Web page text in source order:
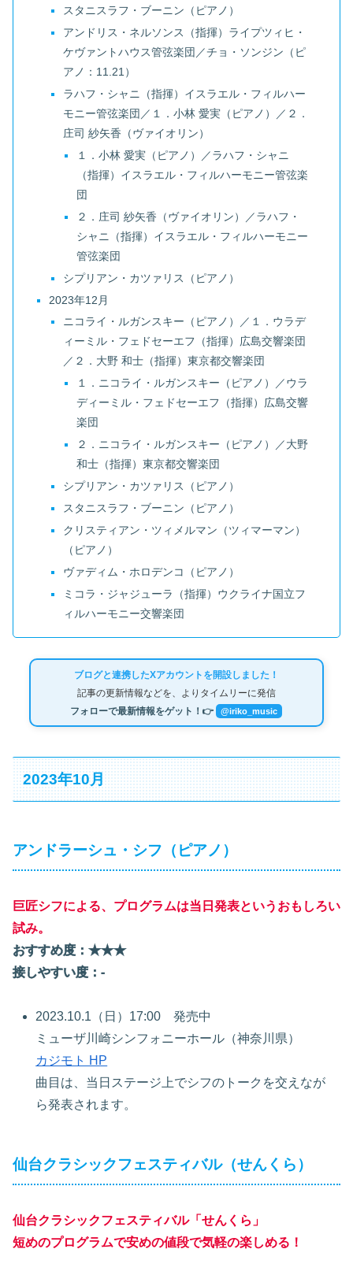
スタニスラフ・ブーニン（ピアノ）
アンドリス・ネルソンス（指揮）ライプツィヒ・
ケヴァントハウス管弦楽団／チョ・ソンジン（ピ
アノ：11.21）
ラハフ・シャニ（指揮）イスラエル・フィルハー
モニー管弦楽団／１．小林 愛実（ピアノ）／２．
庄司 紗矢香（ヴァイオリン）
１．小林 愛実（ピアノ）／ラハフ・シャニ
（指揮）イスラエル・フィルハーモニー管弦楽
団
２．庄司 紗矢香（ヴァイオリン）／ラハフ・
シャニ（指揮）イスラエル・フィルハーモニー
管弦楽団
シプリアン・カツァリス（ピアノ）
2023年12月
ニコライ・ルガンスキー（ピアノ）／１．ウラデ
ィーミル・フェドセーエフ（指揮）広島交響楽団
／２．大野 和士（指揮）東京都交響楽団
１．ニコライ・ルガンスキー（ピアノ）／ウラ
ディーミル・フェドセーエフ（指揮）広島交響
楽団
２．ニコライ・ルガンスキー（ピアノ）／大野
和士（指揮）東京都交響楽団
シプリアン・カツァリス（ピアノ）
スタニスラフ・ブーニン（ピアノ）
クリスティアン・ツィメルマン（ツィマーマン）
（ピアノ）
ヴァディム・ホロデンコ（ピアノ）
ミコラ・ジャジューラ（指揮）ウクライナ国立フ
ィルハーモニー交響楽団
ブログと連携したXアカウントを開設しました！
記事の更新情報などを、よりタイムリーに発信
フォローで最新情報をゲット！👉 @iriko_music
2023年10月
アンドラーシュ・シフ（ピアノ）
巨匠シフによる、プログラムは当日発表というおもしろい
試み。
おすすめ度：★★★
接しやすい度：-
2023.10.1（日）17:00 発売中
ミューザ川崎シンフォニーホール（神奈川県）
カジモト HP
曲目は、当日ステージ上でシフのトークを交えなが
ら発表されます。
仙台クラシックフェスティバル（せんくら）
仙台クラシックフェスティバル「せんくら」
短めのプログラムで安めの値段で気軽の楽しめる！